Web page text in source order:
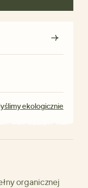
ekologicznie
organicznej